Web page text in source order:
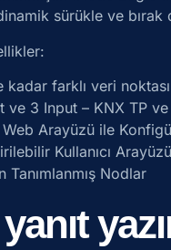
sürükle ve
kadar farklı veri
ve 3 Input – KNX TP ve
Web Arayüzü ile
Kullanıcı
Tanımlanmış Nodlar